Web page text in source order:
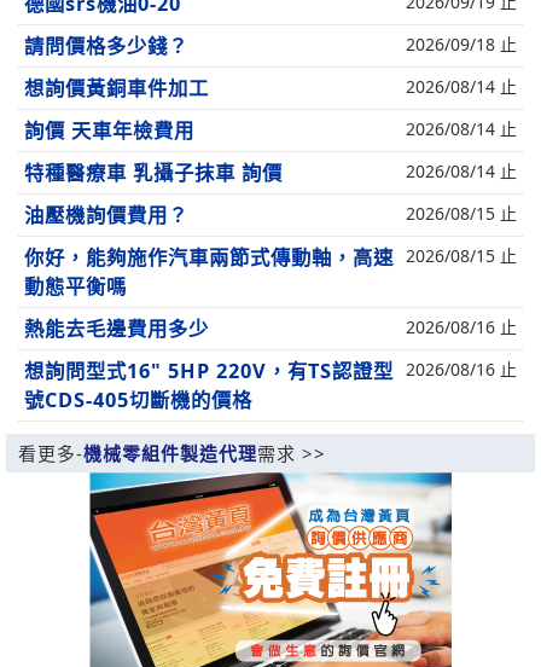
請問價格多少錢？ 2026/09/18 止
想詢價黃銅車件加工 2026/08/14 止
詢價 天車年檢費用 2026/08/14 止
特種醫療車 乳攝子抹車 詢價 2026/08/14 止
油壓機詢價費用？ 2026/08/15 止
你好，能夠施作汽車兩節式傳動軸，高速
動態平衡嗎
2026/08/15 止
熱能去毛邊費用多少 2026/08/16 止
想詢問型式16" 5HP 220V，有TS認證型
號CDS-405切斷機的價格
2026/08/16 止
看更多-機械零組件製造代理需求 >>